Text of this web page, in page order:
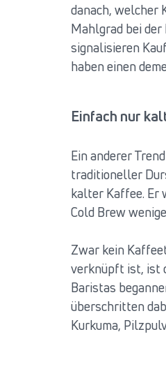
danach, welcher
Mahlgrad bei
signalisieren
haben einen
Einfach nur
Ein anderer
traditioneller
kalter Kaffee. Er
Cold Brew
Zwar kein
verknüpft ist, ist
Baristas
überschritten
Kurkuma,